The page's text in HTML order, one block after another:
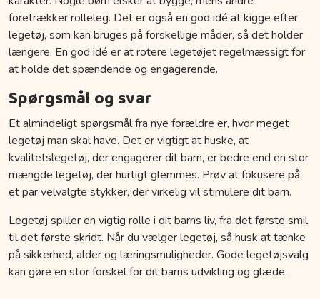
foretrækker rolleleg. Det er også en god idé at kigge efter
legetøj, som kan bruges på forskellige måder, så det holder
længere. En god idé er at rotere legetøjet regelmæssigt for
at holde det spændende og engagerende.
Spørgsmål og svar
Et almindeligt spørgsmål fra nye forældre er, hvor meget
legetøj man skal have. Det er vigtigt at huske, at
kvalitetslegetøj, der engagerer dit barn, er bedre end en stor
mængde legetøj, der hurtigt glemmes. Prøv at fokusere på
et par velvalgte stykker, der virkelig vil stimulere dit barn.
Legetøj spiller en vigtig rolle i dit barns liv, fra det første smil
til det første skridt. Når du vælger legetøj, så husk at tænke
på sikkerhed, alder og læringsmuligheder. Gode legetøjsvalg
kan gøre en stor forskel for dit barns udvikling og glæde.